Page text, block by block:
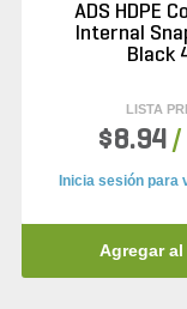
ADS HDPE
Internal
Black
LISTA
$8.94 /
Inicia sesión para
Agregar